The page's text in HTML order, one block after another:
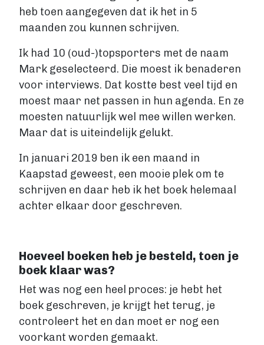
heb toen aangegeven dat ik het in 5
maanden zou kunnen schrijven.
Ik had 10 (oud-)topsporters met de naam
Mark geselecteerd. Die moest ik benaderen
voor interviews. Dat kostte best veel tijd en
moest maar net passen in hun agenda. En ze
moesten natuurlijk wel mee willen werken.
Maar dat is uiteindelijk gelukt.
In januari 2019 ben ik een maand in
Kaapstad geweest, een mooie plek om te
schrijven en daar heb ik het boek helemaal
achter elkaar door geschreven.
Hoeveel boeken heb je besteld, toen je
boek klaar was?
Het was nog een heel proces: je hebt het
boek geschreven, je krijgt het terug, je
controleert het en dan moet er nog een
voorkant worden gemaakt.